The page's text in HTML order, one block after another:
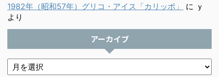
1982年（昭和57年）グリコ・アイス「カリッポ」
に ｙ
より
アーカイブ